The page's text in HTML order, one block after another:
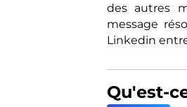
des autres
message
Linkedin
Qu'est-